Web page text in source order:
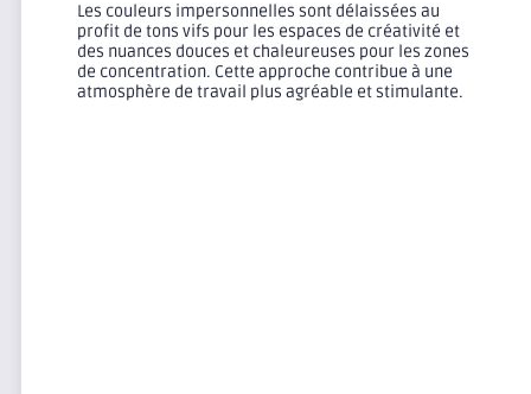
​Les couleurs impersonnelles sont délaissées au
profit de tons vifs pour les espaces de créativité et
des nuances douces et chaleureuses pour les zones
de concentration. Cette approche contribue à une
atmosphère de travail plus agréable et stimulante.